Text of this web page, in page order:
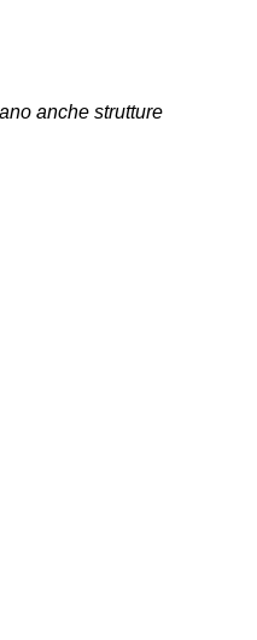
anche strutture